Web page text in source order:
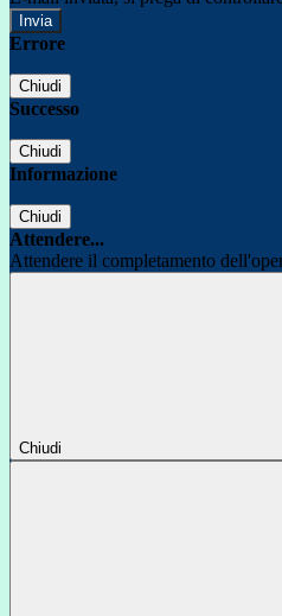
Errore
Chiudi
Successo
Chiudi
Informazione
Chiudi
Attendere...
Attendere il completamento
Chiudi